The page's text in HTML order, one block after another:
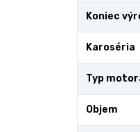
Koniec
Karoséria
Typ
Objem